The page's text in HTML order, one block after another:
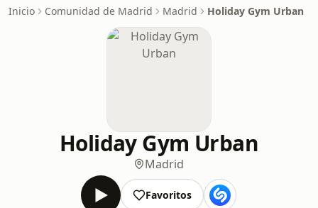
Inicio Comunidad de Madrid Madrid Holiday Gym Urban
Holiday Gym Urban
Madrid
Favoritos